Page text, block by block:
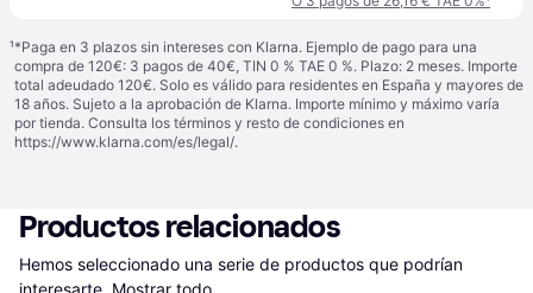
¹*Paga en 3 plazos sin intereses con Klarna. Ejemplo de pago para una
compra de 120€: 3 pagos de 40€, TIN 0 % TAE 0 %. Plazo: 2 meses. Importe
total adeudado 120€. Solo es válido para residentes en España y mayores de
18 años. Sujeto a la aprobación de Klarna. Importe mínimo y máximo varía
por tienda. Consulta los términos y resto de condiciones en
https://www.klarna.com/es/legal/.
Productos relacionados
Hemos seleccionado una serie de productos que podrían
interesarte. Mostrar todo